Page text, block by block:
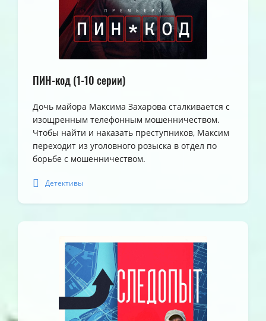
ПИН-код (1-10 серии)
Дочь майора Максима Захарова сталкивается с
изощренным телефонным мошенничеством.
Чтобы найти и наказать преступников, Максим
переходит из уголовного розыска в отдел по
борьбе с мошенничеством.
Детективы